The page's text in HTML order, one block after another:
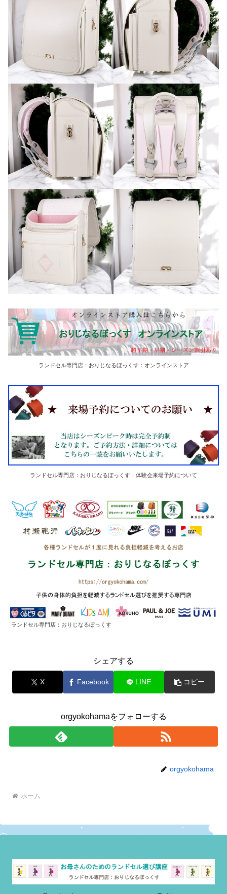
ランドセル専門店：おりじなるぼっくす：オンラインストア
ランドセル専門店：おりじなるぼっくす：体験会来場予約について
ランドセル専門店：おりじなるぼっくす
シェアする
X Facebook LINE コピー
orgyokohamaをフォローする
orgyokohama
ホーム